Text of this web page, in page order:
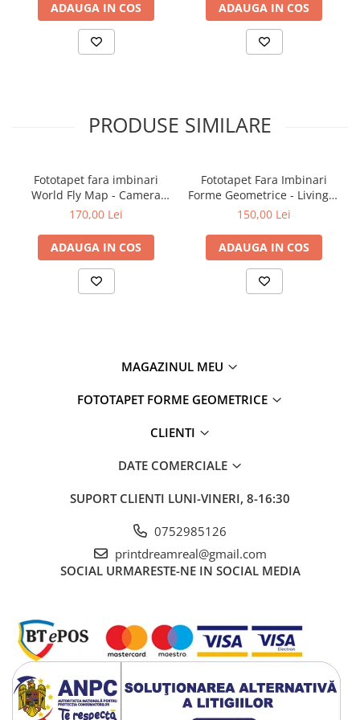
ADAUGA IN COS ADAUGA IN COS
PRODUSE SIMILARE
Fototapet fara imbinari
World Fly Map - Camera
Copilului
170,00 Lei
ADAUGA IN COS
Fototapet Fara Imbinari
Forme Geometrice - Living &
Dormitor
150,00 Lei
ADAUGA IN COS
MAGAZINUL MEU
FOTOTAPET FORME GEOMETRICE
CLIENTI
DATE COMERCIALE
SUPORT CLIENTI LUNI-VINERI, 8-16:30
0752985126
printdreamreal@gmail.com
SOCIAL URMARESTE-NE IN SOCIAL MEDIA